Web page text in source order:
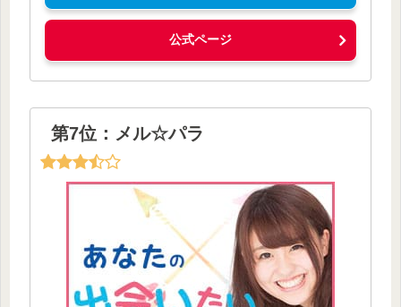
公式ページ
第7位：メル☆パラ